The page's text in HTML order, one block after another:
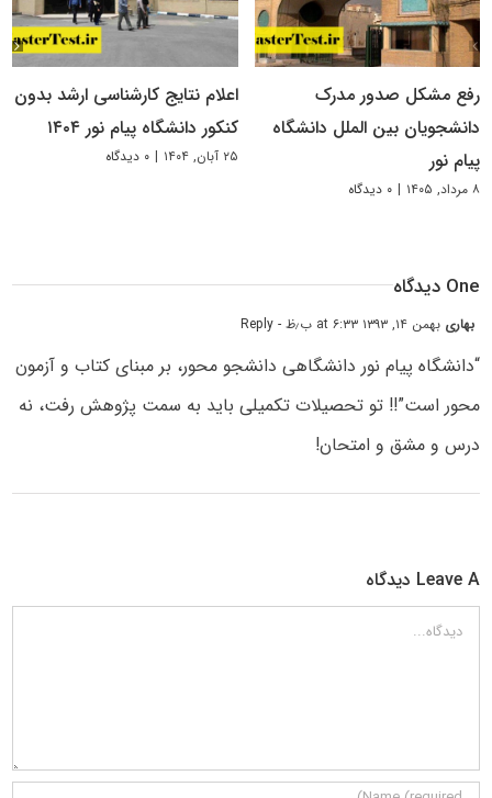
رفع مشکل صدور مدرک
دانشجویان بین الملل دانشگاه
پیام نور
۸ مرداد, ۱۴۰۵ | ۰ دیدگاه
اعلام نتایج کارشناسی ارشد بدون
کنکور دانشگاه پیام نور ۱۴۰۴
۲۵ آبان, ۱۴۰۴ | ۰ دیدگاه
One دیدگاه
بهاری بهمن ۱۴, ۱۳۹۳ at ۶:۳۳ ب٫ظ - Reply
“دانشگاه پیام نور دانشگاهی دانشجو محور، بر مبنای کتاب و آزمون
محور است”!! تو تحصیلات تکمیلی باید به سمت پژوهش رفت، نه
درس و مشق و امتحان!
Leave A دیدگاه
دیدگاه